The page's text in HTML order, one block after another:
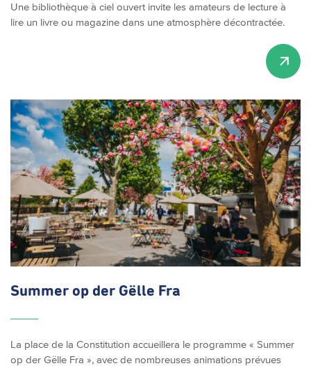
Une bibliothèque à ciel ouvert invite les amateurs de lecture à
lire un livre ou magazine dans une atmosphère décontractée.
Summer op der Gëlle Fra
La place de la Constitution accueillera le programme « Summer
op der Gëlle Fra », avec de nombreuses animations prévues